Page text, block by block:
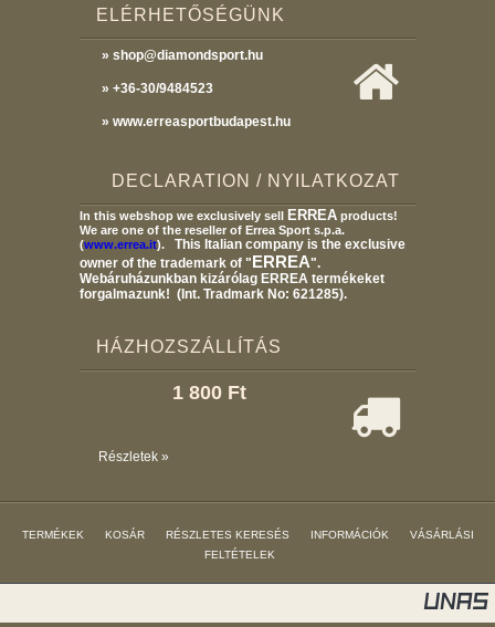
ELÉRHETŐSÉGÜNK
» shop@diamondsport.hu
» +36-30/9484523
» www.erreasportbudapest.hu
DECLARATION / NYILATKOZAT
In this webshop we exclusively sell ERREAproducts!
We are one of the reseller of Errea Sport s.p.a.
(www.errea.it). This Italian company is the exclusive
owner of the trademark of "ERREA".
Webáruházunkban kizárólag ERREA termékeket
forgalmazunk! (Int. Tradmark No: 621285).
HÁZHOZSZÁLLÍTÁS
1 800 Ft
Részletek »
TERMÉKEK KOSÁR RÉSZLETES KERESÉS INFORMÁCIÓK
VÁSÁRLÁSI
FELTÉTELEK